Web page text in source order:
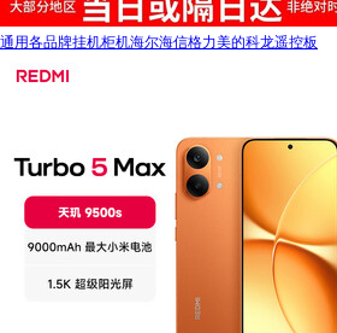
通用各品牌挂机柜机海尔海信格力美的科龙遥控板